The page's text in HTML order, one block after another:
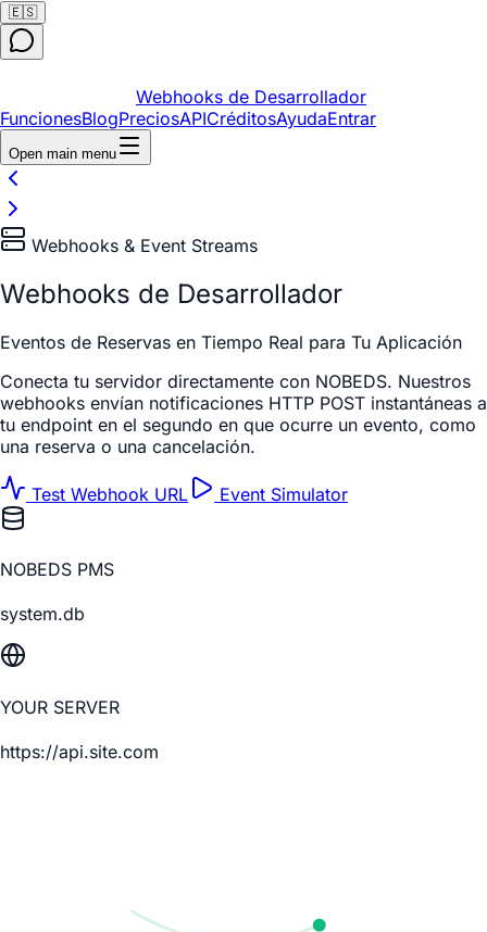
🇪🇸
Webhooks de Desarrollador
FuncionesBlogPreciosAPICréditosAyudaEntrar
Open main menu
Webhooks & Event Streams
Webhooks de Desarrollador
Eventos de Reservas en Tiempo Real para Tu Aplicación
Conecta tu servidor directamente con NOBEDS. Nuestros
webhooks envían notificaciones HTTP POST instantáneas a
tu endpoint en el segundo en que ocurre un evento, como
una reserva o una cancelación.
Test Webhook URL Event Simulator
NOBEDS PMS
system.db
YOUR SERVER
https://api.site.com